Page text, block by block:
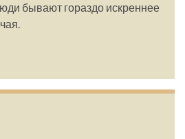
бывают гораздо искреннее